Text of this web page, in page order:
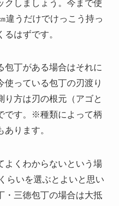
クしましょう。今まで使
違うだけでけっこう持っ
はずです。
包丁がある場合はそれに
使っている包丁の刃渡り
り方は刃の根元（アゴと
です。※種類によって柄
ります。
よくわからないという場
らいを選ぶとよいと思い
・三徳包丁の場合は大抵